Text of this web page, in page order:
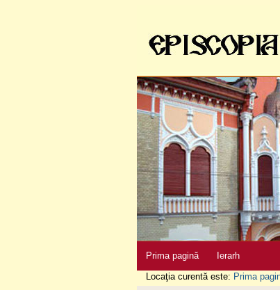
Sari
navigare
Prima pagină Ierarh
Locaţia curentă este: Prima